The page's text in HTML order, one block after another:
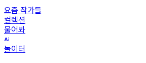
요즘 작가들
컬렉션
물어봐
놀이터